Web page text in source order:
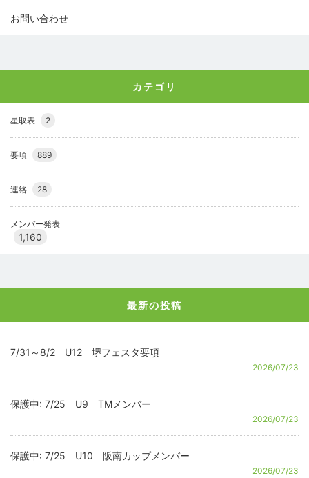
お問い合わせ
カテゴリ
星取表 2
要項 889
連絡 28
メンバー発表
1,160
最新の投稿
7/31～8/2 U12 堺フェスタ要項
2026/07/23
保護中: 7/25 U9 TMメンバー
2026/07/23
保護中: 7/25 U10 阪南カップメンバー
2026/07/23